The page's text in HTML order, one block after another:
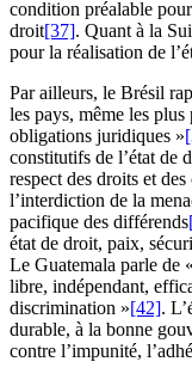
condition préalable
droit[37]. Quant à la
pour la réalisation de
Par ailleurs, le Brésil
les pays, même les plus
obligations juridiques »
constitutifs de l’état de
respect des droits et
l’interdiction de la
pacifique des différends
état de droit, paix,
Le Guatemala parle de
libre, indépendant,
discrimination »[42].
durable, à la bonne
contre l’impunité,